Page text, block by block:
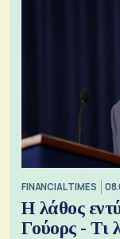
FINANCIAL TIMES
Η λάθος
Γούορς - Τι